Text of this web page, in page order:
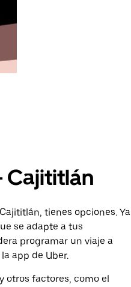
Cajititlán
tienes opciones. Ya
se adapte a tus
programar un viaje a
app de Uber.
otros factores, como el